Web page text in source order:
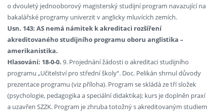
o dvouletý jednooborový magisterský studijní program navazující na
bakalářské programy univerzit v anglicky mluvících zemích.
Usn. 143: AS nemá námitek k akreditaci rozšíření
akreditovaného studijního programu oboru anglistika –
amerikanistika.
Hlasování: 18-0-0. 9. Projednání žádosti o akreditaci studijního
programu „Učitelství pro střední školy“. Doc. Pelikán shrnul důvody
prezentace programu (viz příloha). Program se skládá ze tří složek
(psychologie, pedagogika a speciální didaktika); kurs je doplněn praxí
a uzavřen SZZK. Program je zhruba totožný s akreditovaným studiem